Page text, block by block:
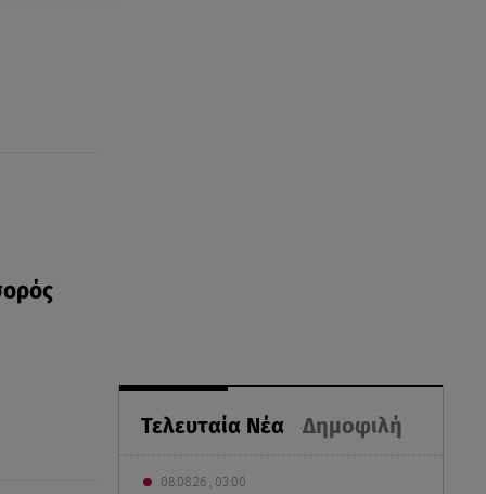
Τελευταία Νέα Δημοφιλή
08.08.26 , 03:00